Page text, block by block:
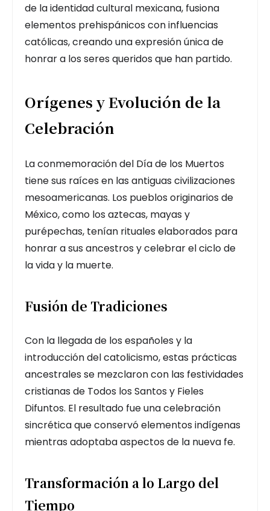
de la identidad cultural mexicana, fusiona
elementos prehispánicos con influencias
católicas, creando una expresión única de
honrar a los seres queridos que han partido.
Orígenes y Evolución de la
Celebración
La conmemoración del Día de los Muertos
tiene sus raíces en las antiguas civilizaciones
mesoamericanas. Los pueblos originarios de
México, como los aztecas, mayas y
purépechas, tenían rituales elaborados para
honrar a sus ancestros y celebrar el ciclo de
la vida y la muerte.
Fusión de Tradiciones
Con la llegada de los españoles y la
introducción del catolicismo, estas prácticas
ancestrales se mezclaron con las festividades
cristianas de Todos los Santos y Fieles
Difuntos. El resultado fue una celebración
sincrética que conservó elementos indígenas
mientras adoptaba aspectos de la nueva fe.
Transformación a lo Largo del
Tiempo